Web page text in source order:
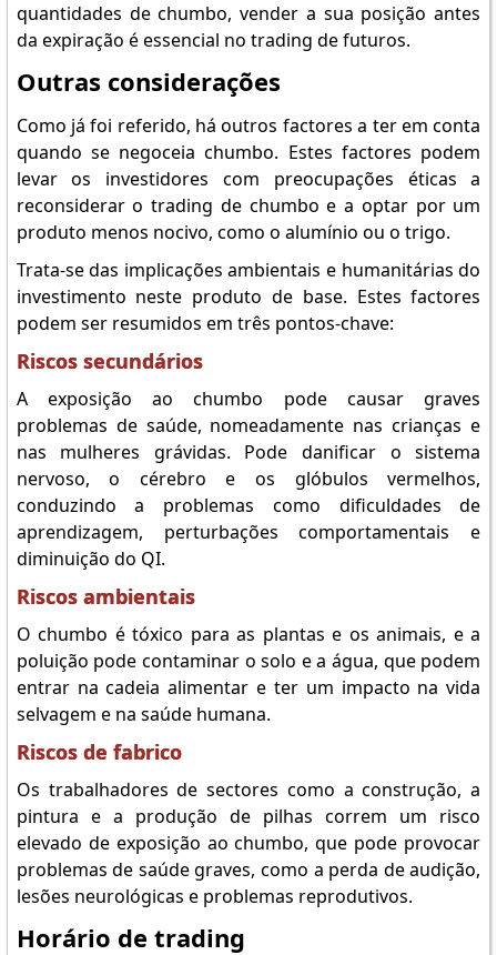
quantidades de chumbo, vender a sua posição antes
da expiração é essencial no trading de futuros.
Outras considerações
Como já foi referido, há outros factores a ter em conta
quando se negoceia chumbo. Estes factores podem
levar os investidores com preocupações éticas a
reconsiderar o trading de chumbo e a optar por um
produto menos nocivo, como o alumínio ou o trigo.
Trata-se das implicações ambientais e humanitárias do
investimento neste produto de base. Estes factores
podem ser resumidos em três pontos-chave:
Riscos secundários
A exposição ao chumbo pode causar graves
problemas de saúde, nomeadamente nas crianças e
nas mulheres grávidas. Pode danificar o sistema
nervoso, o cérebro e os glóbulos vermelhos,
conduzindo a problemas como dificuldades de
aprendizagem, perturbações comportamentais e
diminuição do QI.
Riscos ambientais
O chumbo é tóxico para as plantas e os animais, e a
poluição pode contaminar o solo e a água, que podem
entrar na cadeia alimentar e ter um impacto na vida
selvagem e na saúde humana.
Riscos de fabrico
Os trabalhadores de sectores como a construção, a
pintura e a produção de pilhas correm um risco
elevado de exposição ao chumbo, que pode provocar
problemas de saúde graves, como a perda de audição,
lesões neurológicas e problemas reprodutivos.
Horário de trading